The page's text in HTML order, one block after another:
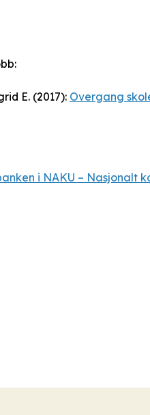
E. (2017): Overgang
i NAKU – Nasjonalt